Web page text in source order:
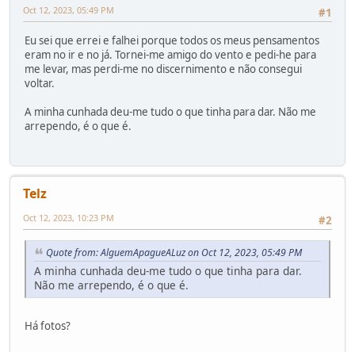
#1
Oct 12, 2023, 05:49 PM
Eu sei que errei e falhei porque todos os meus pensamentos
eram no ir e no já. Tornei-me amigo do vento e pedi-he para
me levar, mas perdi-me no discernimento e não consegui
voltar.
A minha cunhada deu-me tudo o que tinha para dar. Não me
arrependo, é o que é.
Telz
#2
Oct 12, 2023, 10:23 PM
Quote from: AlguemApagueALuz on Oct 12, 2023, 05:49 PM
A minha cunhada deu-me tudo o que tinha para dar.
Não me arrependo, é o que é.
Há fotos?